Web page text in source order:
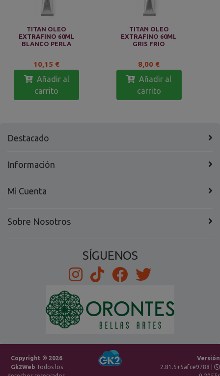
TITAN OLEO
EXTRAFINO 60ML
BLANCO PERLA
10,15 €
Añadir al
carrito
TITAN OLEO
EXTRAFINO 60ML
GRIS FRIO
8,00 €
Añadir al
carrito
Destacado
Información
Mi Cuenta
Sobre Nosotros
SÍGUENOS
Copyright © 2026
Gk2WebTodos los
Versión
2.81.5+5afce9788 |